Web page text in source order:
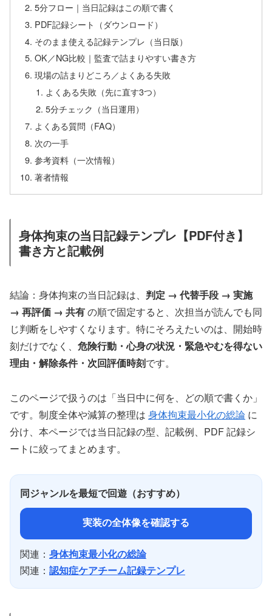
5分フロー｜当日記録はこの順で書く
PDF記録シート（ダウンロード）
そのまま使える記録テンプレ（当日版）
OK／NG比較｜監査で詰まりやすい書き方
現場の詰まりどころ／よくある失敗
よくある失敗（先に直す3つ）
5分チェック（当日運用）
よくある質問（FAQ）
次の一手
参考資料（一次情報）
著者情報
身体拘束の当日記録テンプレ【PDF付き】
書き方と記載例
結論：身体拘束の当日記録は、 判定 → 代替手段 → 実施
→ 再評価 → 共有の順で固定すると、次担当が読んでも同
じ判断をしやすくなります。特にそろえたいのは、開始時
刻だけでなく、 危険行動・心身の状況・緊急やむを得ない
理由・解除条件・次回評価時刻です。
このページで扱うのは「当日中に何を、どの順で書くか」
です。制度全体や減算の整理は 身体拘束最小化の総論 に
分け、本ページでは当日記録の型、記載例、PDF 記録シ
ートに絞ってまとめます。
同ジャンルを最短で回遊（おすすめ）
実装の全体像を確認する
関連： 身体拘束最小化の総論
関連： 認知症ケアチーム記録テンプレ